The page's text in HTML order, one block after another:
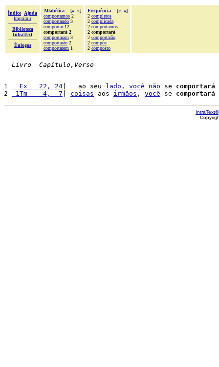
Índice
Ajuda
Imprimir
Biblioteca
IntraText
Èulogos
Alfabética [« »]
comportamos 2
comportando 3
comportar12
comportará 2
comportaram 3
comportarão 2
comportarem 1
Freqüência [« »]
2 completos
2 complicada
2 comportamos
2 comportará
2 comportarão
2 compôs
2 composto
Livro  Capítulo,Verso
1
  Ex   22, 24
|   ao seu lado , você não se comportará
2
1Tm    4,  7 coisas aos irmãos , você se comportará
IntraText®